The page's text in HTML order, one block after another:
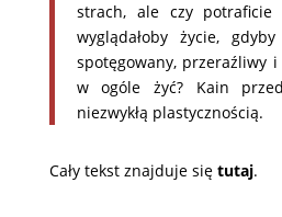
strach, ale czy potraficie
wyglądałoby życie,
spotęgowany, przeraźliwy i
w ogóle żyć? Kain
niezwykłą plastycznością.
Cały tekst znajduje się tutaj.